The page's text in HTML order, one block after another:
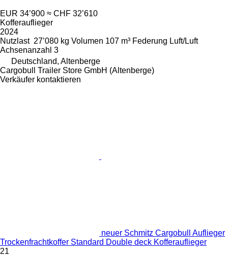
EUR 34’900 ≈ CHF 32’610
Kofferauflieger
2024
Nutzlast 27’080 kg Volumen 107 m³ Federung Luft/Luft
Achsenanzahl 3
Deutschland, Altenberge
Cargobull Trailer Store GmbH (Altenberge)
Verkäufer kontaktieren
neuer Schmitz Cargobull Auflieger
Trockenfrachtkoffer Standard Double deck Kofferauflieger
21